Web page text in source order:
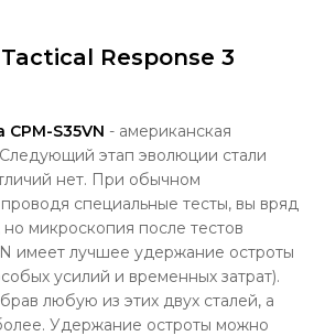
Response 3
S35VN - американская
этап эволюции стали
нет. При обычном
специальные тесты, вы вряд
микроскопия после тестов
имеет лучшее удержание остроты
усилий и временных затрат).
любую из этих двух сталей, а
Удержание остроты можно